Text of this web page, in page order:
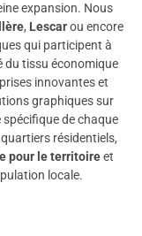
expansion. Nous
, Lescarou encore
qui participent à
du tissu économique
innovantes et
graphiques sur
spécifique de chaque
résidentiels,
pour le territoireet
locale.